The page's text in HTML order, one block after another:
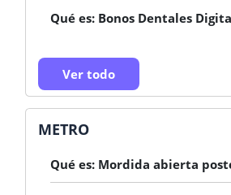
Qué es: Bonos Dentales
Ver todo
METRO
Qué es: Mordida abierta